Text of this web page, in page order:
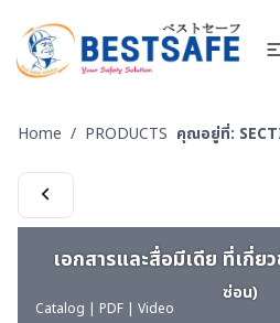
Home / PRODUCTS คุณอยู่ที่: SECTION 44
เอกสารและสื่อมีเดีย ที่เกี่ย
ซ่อน)
Catalog | PDF | Video